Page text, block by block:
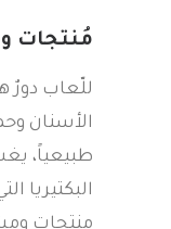
مُنتجات
للّعاب دورٌ
الأسنان
طبيعياً،
البكتيريا
منتجات